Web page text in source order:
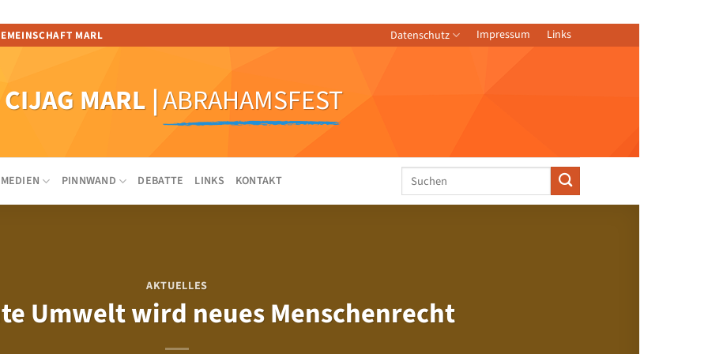
MARL Datenschutz Impressum Links
CIJAG MARL|ABRAHAMSFEST
MEDIEN PINNWAND DEBATTE LINKS KONTAKT
AKTUELLES
Umwelt wird neues Menschenrecht